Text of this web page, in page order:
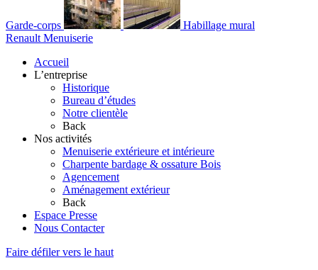
Garde-corps
Habillage mural
Renault Menuiserie
Accueil
L’entreprise
Historique
Bureau d’études
Notre clientèle
Back
Nos activités
Menuiserie extérieure et intérieure
Charpente bardage & ossature Bois
Agencement
Aménagement extérieur
Back
Espace Presse
Nous Contacter
Faire défiler vers le haut